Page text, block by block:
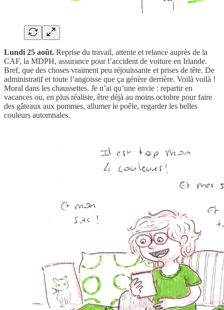
Lundi 25 août. Reprise du travail, attente et relance auprès de la
CAF, la MDPH, assurance pour l’accident de voiture en Irlande.
Bref, que des choses vraiment peu réjouissante et prises de tête. De
administratif et toute l’angoisse que ça génère derrière. Voilà voilà !
Moral dans les chaussettes. Je n’ai qu’une envie : repartir en
vacances ou, en plus réaliste, être déjà au moins octobre pour faire
des gâteaux aux pommes, allumer le poêle, regarder les belles
couleurs automnales.